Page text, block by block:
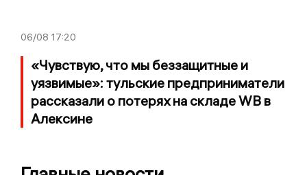
06/08 17:20
«Чувствую, что мы беззащитные и
уязвимые»: тульские предприниматели
рассказали о потерях на складе WB в
Алексине